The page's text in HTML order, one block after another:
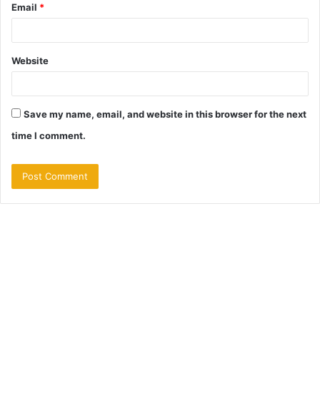
Email *
Website
Save my name, email, and website in this browser for the next
time I comment.